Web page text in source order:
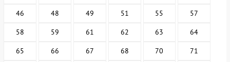
46 48 49 51 55 57
58 59 61 62 63 64
65 66 67 68 70 71